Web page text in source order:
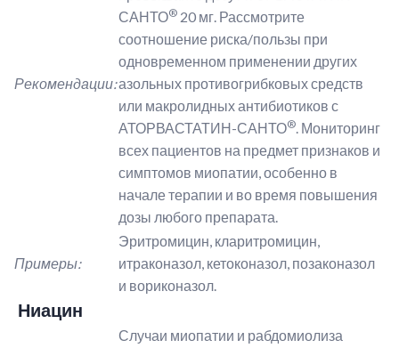
Рекомендации:
САНТО® 20 мг. Рассмотрите
соотношение риска/пользы при
одновременном применении других
азольных противогрибковых средств
или макролидных антибиотиков с
АТОРВАСТАТИН-САНТО®. Мониторинг
всех пациентов на предмет признаков и
симптомов миопатии, особенно в
начале терапии и во время повышения
дозы любого препарата.
Примеры:
Эритромицин, кларитромицин,
итраконазол, кетоконазол, позаконазол
и вориконазол.
Ниацин
Случаи миопатии и рабдомиолиза